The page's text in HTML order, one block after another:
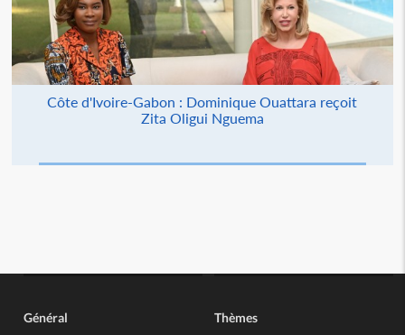
Côte d'Ivoire-Gabon : Dominique Ouattara reçoit
Zita Oligui Nguema
Général Thèmes